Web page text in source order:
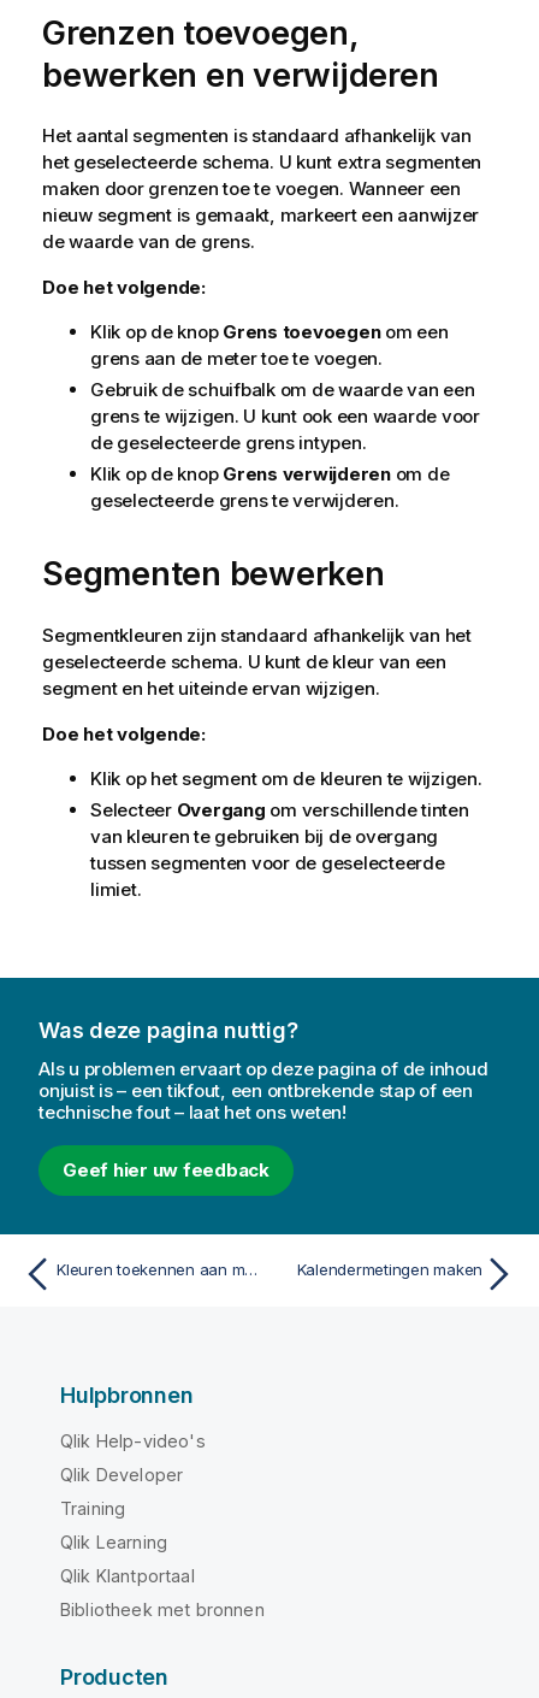
Grenzen toevoegen,
bewerken en verwijderen
Het aantal segmenten is standaard afhankelijk van
het geselecteerde schema. U kunt extra segmenten
maken door grenzen toe te voegen. Wanneer een
nieuw segment is gemaakt, markeert een aanwijzer
de waarde van de grens.
Doe het volgende:
Klik op de knop Grens toevoegenom een
grens aan de meter toe te voegen.
Gebruik de schuifbalk om de waarde van een
grens te wijzigen. U kunt ook een waarde voor
de geselecteerde grens intypen.
Klik op de knop Grens verwijderenom de
geselecteerde grens te verwijderen.
Segmenten bewerken
Segmentkleuren zijn standaard afhankelijk van het
geselecteerde schema. U kunt de kleur van een
segment en het uiteinde ervan wijzigen.
Doe het volgende:
Klik op het segment om de kleuren te wijzigen.
Selecteer Overgang om verschillende tinten
van kleuren te gebruiken bij de overgang
tussen segmenten voor de geselecteerde
limiet.
Was deze pagina nuttig?
Als u problemen ervaart op deze pagina of de inhoud
onjuist is – een tikfout, een ontbrekende stap of een
technische fout – laat het ons weten!
Geef hier uw feedback
Kleuren toekennen aan masterdimensiewaarden Kalendermetingen maken
Hulpbronnen
Qlik Help-video's
Qlik Developer
Training
Qlik Learning
Qlik Klantportaal
Bibliotheek met bronnen
Producten